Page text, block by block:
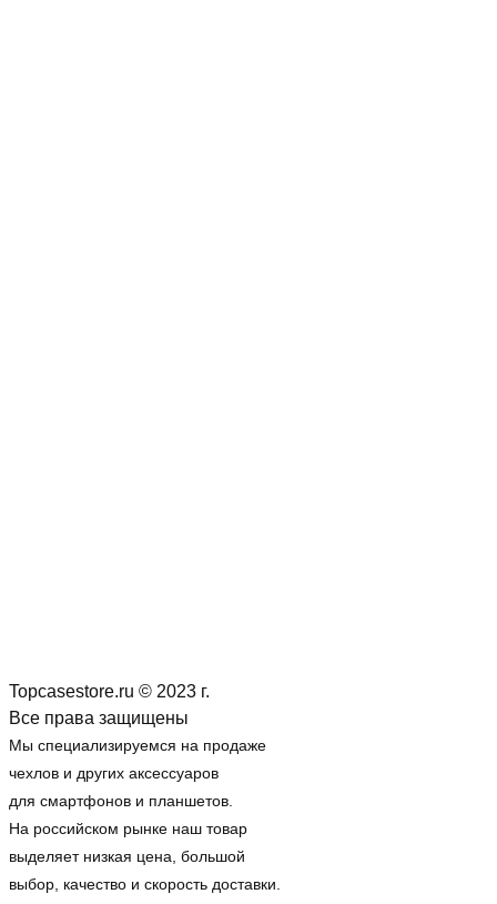
Topcasestore.ru © 2023 г.
Все права защищены
Мы специализируемся на продаже
чехлов и других аксессуаров
для смартфонов и планшетов.
На российском рынке наш товар
выделяет низкая цена, большой
выбор, качество и скорость доставки.